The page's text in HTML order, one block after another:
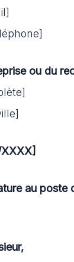
ou du
au poste